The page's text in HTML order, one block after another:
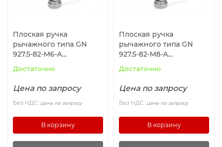
Плоская ручка
рычажного типа GN
927.5-82-M6-A
Достаточно
Цена по запросу
Без НДС: Цена по запросу
В корзину
Плоская ручка
рычажного типа GN
927.5-82-M8-A
Достаточно
Цена по запросу
Без НДС: Цена по запросу
В корзину